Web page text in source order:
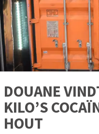
DOUANE
KILO’S
HOUT